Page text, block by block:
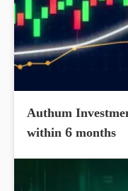
Authum
within 6 months